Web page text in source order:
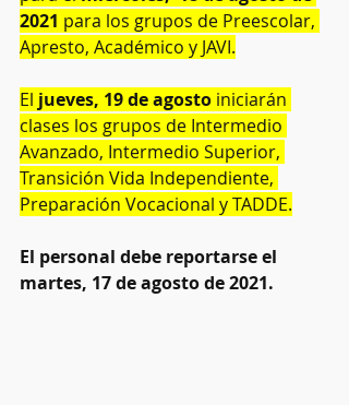
2021 para los grupos de Preescolar,
Apresto, Académico y JAVI.
El jueves, 19 de agosto iniciarán
clases los grupos de Intermedio
Avanzado, Intermedio Superior,
Transición Vida Independiente,
Preparación Vocacional y TADDE.
El personal debe reportarse el
martes, 17 de agosto de 2021.